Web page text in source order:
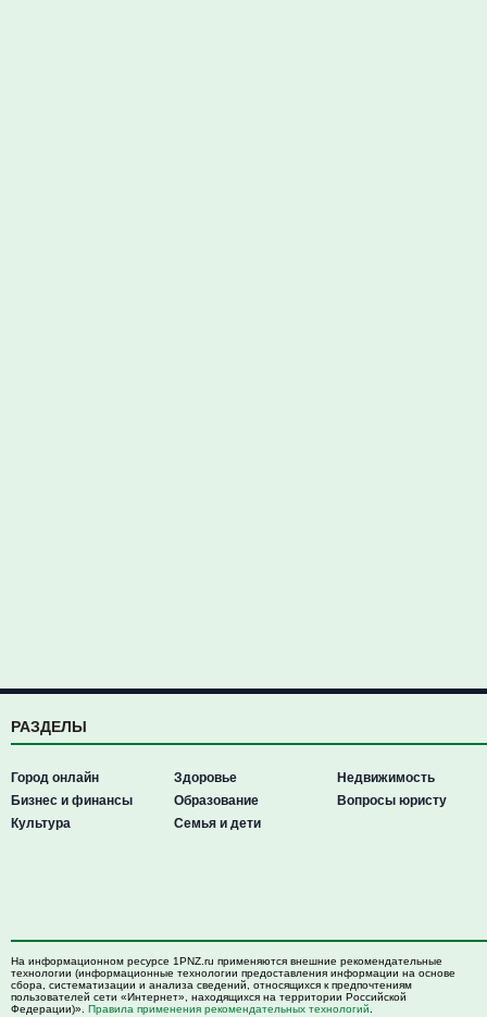
РАЗДЕЛЫ
Город онлайн
Бизнес и финансы
Культура
Здоровье
Образование
Семья и дети
Недвижимость
Вопросы юристу
На информационном ресурсе 1PNZ.ru применяются внешние рекомендательные
технологии (информационные технологии предоставления информации на основе
сбора, систематизации и анализа сведений, относящихся к предпочтениям
пользователей сети «Интернет», находящихся на территории Российской
Федерации)». Правила применения рекомендательных технологий